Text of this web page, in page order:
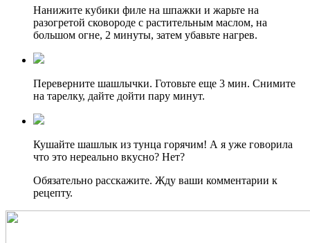
Нанижите кубики филе на шпажки и жарьте на
разогретой сковороде с растительным маслом, на
большом огне, 2 минуты, затем убавьте нагрев.
Переверните шашлычки. Готовьте еще 3 мин. Снимите
на тарелку, дайте дойти пару минут.
Кушайте шашлык из тунца горячим! А я уже говорила
что это нереально вкусно? Нет?
Обязательно расскажите. Жду ваши комментарии к
рецепту.